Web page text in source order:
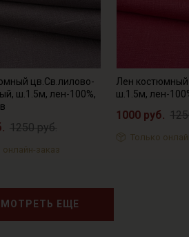
цв.Св.лилово-
ш.1.5м, лен-100%,
1250 руб.
онлайн-заказ
Лен
ш.1.5м, лен-
1000 руб.
Только
ЕЩЕ